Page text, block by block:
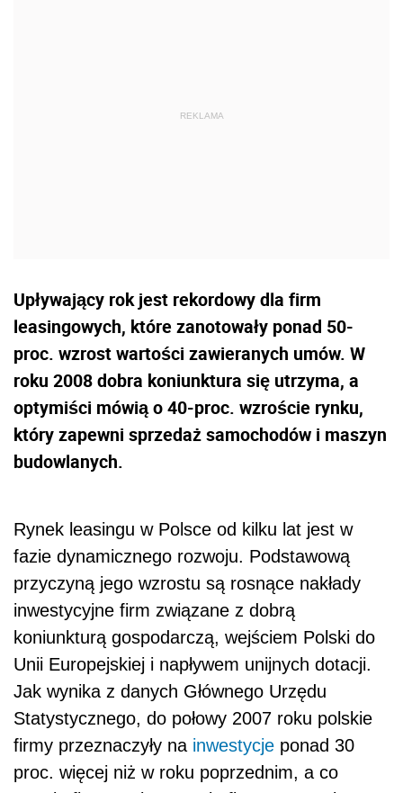
Upływający rok jest rekordowy dla firm
leasingowych, które zanotowały ponad 50-
proc. wzrost wartości zawieranych umów. W
roku 2008 dobra koniunktura się utrzyma, a
optymiści mówią o 40-proc. wzroście rynku,
który zapewni sprzedaż samochodów i maszyn
budowlanych.
Rynek leasingu w Polsce od kilku lat jest w
fazie dynamicznego rozwoju. Podstawową
przyczyną jego wzrostu są rosnące nakłady
inwestycyjne firm związane z dobrą
koniunkturą gospodarczą, wejściem Polski do
Unii Europejskiej i napływem unijnych dotacji.
Jak wynika z danych Głównego Urzędu
Statystycznego, do połowy 2007 roku polskie
firmy przeznaczyły na inwestycje ponad 30
proc. więcej niż w roku poprzednim, a co